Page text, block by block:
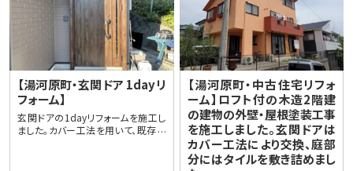
【湯河原町・玄関ドア 1dayリ
フォーム】
玄関ドアの1dayリフォームを施工し
ました。カバー工法を用いて、既存の
【湯河原町・中古住宅リフォ
ーム】ロフト付の木造2階建
の建物の外壁・屋根塗装工事
を施工しました。玄関ドアは
カバー工法により交換、庭部
分にはタイルを敷き詰めまし